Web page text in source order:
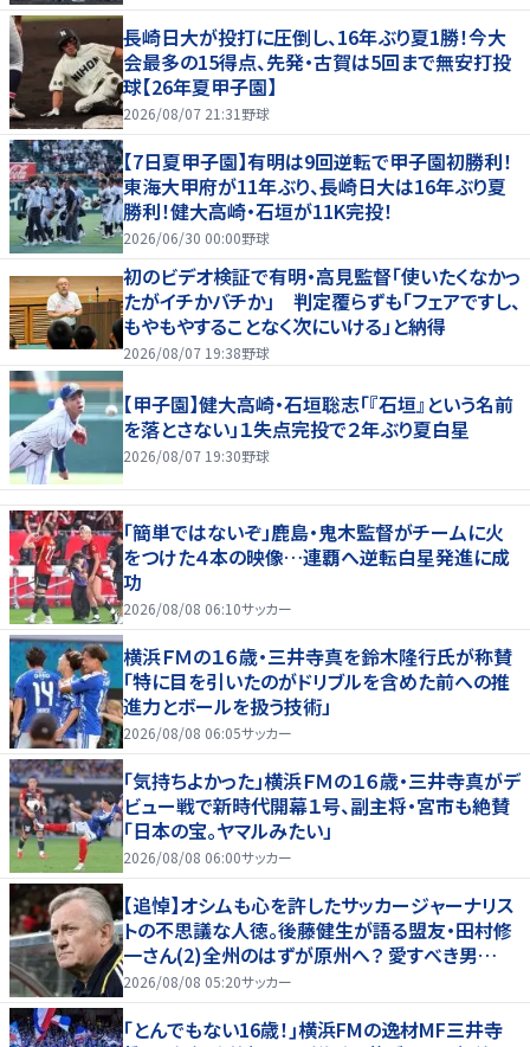
長崎日大が投打に圧倒し、16年ぶり夏1勝！今大
会最多の15得点、先発・古賀は5回まで無安打投
球【26年夏甲子園】
2026/08/07 21:31 野球
【7日夏甲子園】有明は9回逆転で甲子園初勝利！
東海大甲府が11年ぶり、長崎日大は16年ぶり夏
勝利！健大高崎・石垣が11K完投！
2026/06/30 00:00野球
初のビデオ検証で有明・高見監督「使いたくなかっ
たがイチかバチか」 判定覆らずも「フェアですし、
もやもやすることなく次にいける」と納得
2026/08/07 19:38野球
【甲子園】健大高崎・石垣聡志「『石垣』という名前
を落とさない」１失点完投で２年ぶり夏白星
2026/08/07 19:30野球
「簡単ではないぞ」鹿島・鬼木監督がチームに火
をつけた４本の映像…連覇へ逆転白星発進に成
功
2026/08/08 06:10サッカー
横浜ＦＭの１６歳・三井寺真を鈴木隆行氏が称賛
「特に目を引いたのがドリブルを含めた前への推
進力とボールを扱う技術」
2026/08/08 06:05サッカー
「気持ちよかった」横浜ＦＭの１６歳・三井寺真がデ
ビュー戦で新時代開幕１号、副主将・宮市も絶賛
「日本の宝。ヤマルみたい」
2026/08/08 06:00サッカー
【追悼】オシムも心を許したサッカージャーナリス
トの不思議な人徳。後藤健生が語る盟友・田村修
一さん(2)全州のはずが原州へ？ 愛すべき男
の“大迷子”伝説
2026/08/08 05:20サッカー
｢とんでもない16歳！｣横浜FMの逸材MF三井寺